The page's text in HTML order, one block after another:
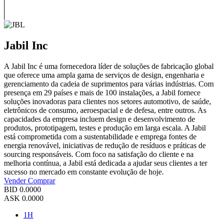
Jabil Inc
A Jabil Inc é uma fornecedora líder de soluções de fabricação global
que oferece uma ampla gama de serviços de design, engenharia e
gerenciamento da cadeia de suprimentos para várias indústrias. Com
presença em 29 países e mais de 100 instalações, a Jabil fornece
soluções inovadoras para clientes nos setores automotivo, de saúde,
eletrônicos de consumo, aeroespacial e de defesa, entre outros. As
capacidades da empresa incluem design e desenvolvimento de
produtos, prototipagem, testes e produção em larga escala. A Jabil
está comprometida com a sustentabilidade e emprega fontes de
energia renovável, iniciativas de redução de resíduos e práticas de
sourcing responsáveis. Com foco na satisfação do cliente e na
melhoria contínua, a Jabil está dedicada a ajudar seus clientes a ter
sucesso no mercado em constante evolução de hoje.
VenderComprar
BID 0.0000
ASK 0.0000
1H